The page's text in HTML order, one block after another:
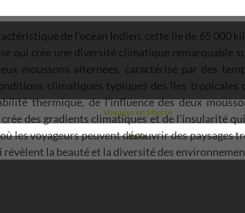
Voyage
Italie
Voyages en liberté
de l'océan Indien, cette île de 65 000
qui crée une diversité climatique
moussons alternées, caractérisé par des
climatiques typiques des îles
thermique, de l'influence des deux
des gradients climatiques et de l'insularité
les voyageurs peuvent découvrir des paysages
la beauté et la diversité des